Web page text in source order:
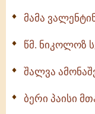
მამა
წმ. ნიკოლოზ
შალვა
ბერი პაისი